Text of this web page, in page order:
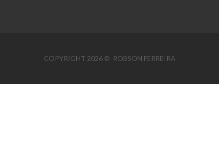
COPYRIGHT 2026 © ROBSON FERREIRA